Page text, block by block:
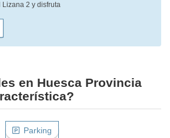
Lizana 2 y disfruta
en Huesca Provincia
Parking